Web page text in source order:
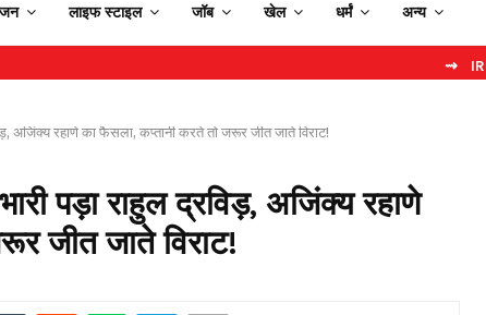
लाइफ स्टाइल जॉब खेल धर्मं अन्य
⇝ IRCTC
अजिंक्य रहाणे का फैसला, कप्तानी करते तो जरूर जीत जाते विराट!
पड़ा राहुल द्रविड़, अजिंक्य रहाणे
जीत जाते विराट!